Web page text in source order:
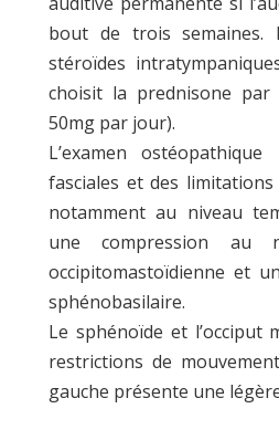
bout de trois semaines.
stéroïdes
choisit la prednisone
50mg par jour).
L’examen
fasciales et des
notamment au niveau
une compression au
occipitomastoïdienne et
sphénobasilaire.
Le sphénoïde et l’occiput
restrictions de
gauche présente une